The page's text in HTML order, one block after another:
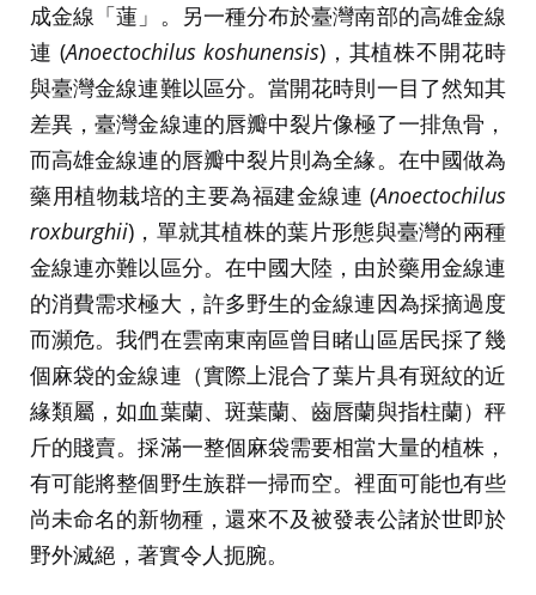
成金線「蓮」。另一種分布於臺灣南部的高雄金線
連 (Anoectochilus koshunensis)，其植株不開花時
與臺灣金線連難以區分。當開花時則一目了然知其
差異，臺灣金線連的唇瓣中裂片像極了一排魚骨，
而高雄金線連的唇瓣中裂片則為全緣。在中國做為
藥用植物栽培的主要為福建金線連 (Anoectochilus
roxburghii)，單就其植株的葉片形態與臺灣的兩種
金線連亦難以區分。在中國大陸，由於藥用金線連
的消費需求極大，許多野生的金線連因為採摘過度
而瀕危。我們在雲南東南區曾目睹山區居民採了幾
個麻袋的金線連（實際上混合了葉片具有斑紋的近
緣類屬，如血葉蘭、斑葉蘭、齒唇蘭與指柱蘭）秤
斤的賤賣。採滿一整個麻袋需要相當大量的植株，
有可能將整個野生族群一掃而空。裡面可能也有些
尚未命名的新物種，還來不及被發表公諸於世即於
野外滅絕，著實令人扼腕。